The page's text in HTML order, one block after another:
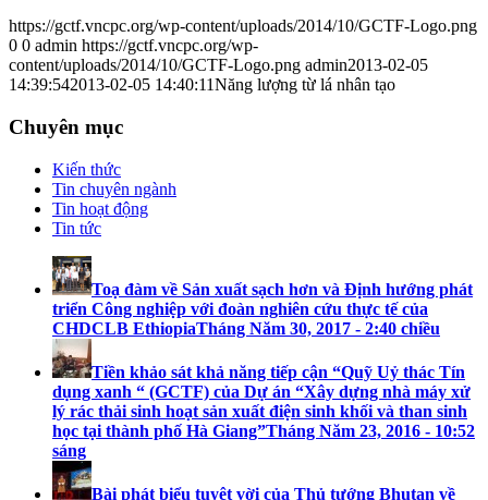
https://gctf.vncpc.org/wp-content/uploads/2014/10/GCTF-Logo.png
0 0 admin https://gctf.vncpc.org/wp-
content/uploads/2014/10/GCTF-Logo.png admin2013-02-05
14:39:542013-02-05 14:40:11Năng lượng từ lá nhân tạo
Chuyên mục
Kiến thức
Tin chuyên ngành
Tin hoạt động
Tin tức
Toạ đàm về Sản xuất sạch hơn và Định hướng phát
triển Công nghiệp với đoàn nghiên cứu thực tế của
CHDCLB EthiopiaTháng Năm 30, 2017 - 2:40 chiều
Tiền khảo sát khả năng tiếp cận “Quỹ Uỷ thác Tín
dụng xanh “ (GCTF) của Dự án “Xây dựng nhà máy xử
lý rác thải sinh hoạt sản xuất điện sinh khối và than sinh
học tại thành phố Hà Giang”Tháng Năm 23, 2016 - 10:52
sáng
Bài phát biểu tuyệt vời của Thủ tướng Bhutan về